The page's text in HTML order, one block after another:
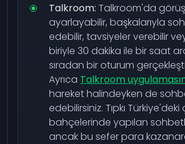
Talkroom: Talkroom'da
ayarlayabilir, başkalarıyla
edebilir, tavsiyeler verebilir
biriyle 30 dakika ile bir saat
sıradan bir oturum
Ayrıca Talkroom
hareket halindeyken de
edebilirsiniz. Tıpkı
bahçelerinde yapılan
ancak bu sefer para